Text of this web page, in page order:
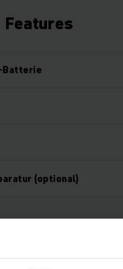
Features
Batterie
(optional)